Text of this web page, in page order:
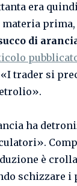
era
di
trader si
ha
è
schizzare i